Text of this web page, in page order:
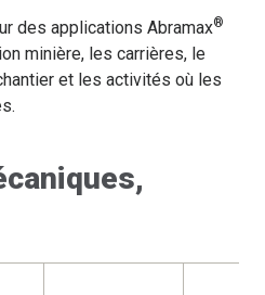
des applications Abramax®
minière, les carrières, le
et les activités où les